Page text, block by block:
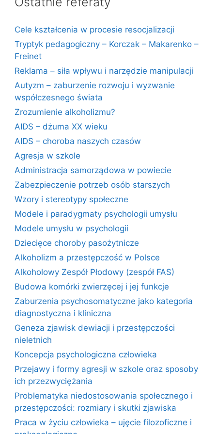
Cele kształcenia w procesie resocjalizacji
Tryptyk pedagogiczny – Korczak – Makarenko –
Freinet
Reklama – siła wpływu i narzędzie manipulacji
Autyzm – zaburzenie rozwoju i wyzwanie
współczesnego świata
Zrozumienie alkoholizmu?
AIDS – dżuma XX wieku
AIDS – choroba naszych czasów
Agresja w szkole
Administracja samorządowa w powiecie
Zabezpieczenie potrzeb osób starszych
Wzory i stereotypy społeczne
Modele i paradygmaty psychologii umysłu
Modele umysłu w psychologii
Dziecięce choroby pasożytnicze
Alkoholizm a przestępczość w Polsce
Alkoholowy Zespół Płodowy (zespół FAS)
Budowa komórki zwierzęcej i jej funkcje
Zaburzenia psychosomatyczne jako kategoria
diagnostyczna i kliniczna
Geneza zjawisk dewiacji i przestępczości
nieletnich
Koncepcja psychologiczna człowieka
Przejawy i formy agresji w szkole oraz sposoby
ich przezwyciężania
Problematyka niedostosowania społecznego i
przestępczości: rozmiary i skutki zjawiska
Praca w życiu człowieka – ujęcie filozoficzne i